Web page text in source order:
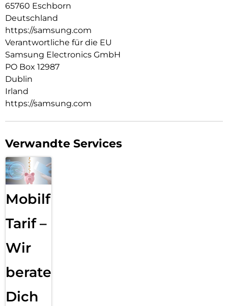
65760 Eschborn
Deutschland
https://samsung.com
Verantwortliche für die EU
Samsung Electronics GmbH
PO Box 12987
Dublin
Irland
https://samsung.com
Verwandte Services
Mobilfunk
Tarif –
Wir
beraten
Dich